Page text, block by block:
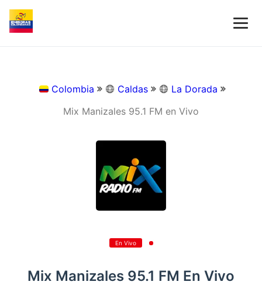
Colombia Caldas
La Dorada
Mix Manizales 95.1 FM en Vivo
En Vivo
Mix Manizales 95.1 FM En Vivo